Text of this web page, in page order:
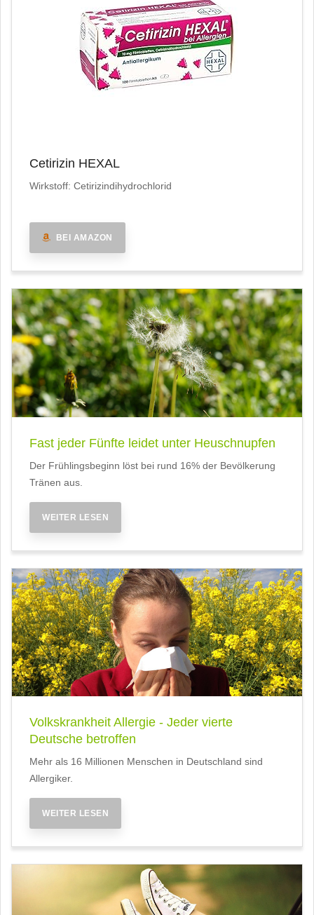
Cetirizin HEXAL
Wirkstoff: Cetirizindihydrochlorid
BEI AMAZON
Fast jeder Fünfte leidet unter Heuschnupfen
Der Frühlingsbeginn löst bei rund 16% der Bevölkerung
Tränen aus.
WEITER LESEN
Volkskrankheit Allergie - Jeder vierte
Deutsche betroffen
Mehr als 16 Millionen Menschen in Deutschland sind
Allergiker.
WEITER LESEN